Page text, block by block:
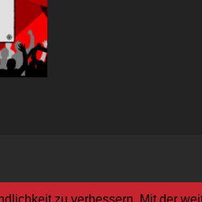
zu verbessern. Mit der